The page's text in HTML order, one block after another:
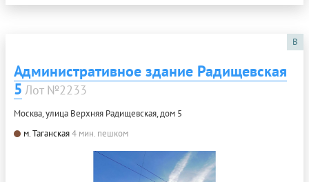
B
Административное здание Радищевская
5 Лот №2233
Москва, улица Верхняя Радищевская, дом 5
м. Таганская4 мин. пешком